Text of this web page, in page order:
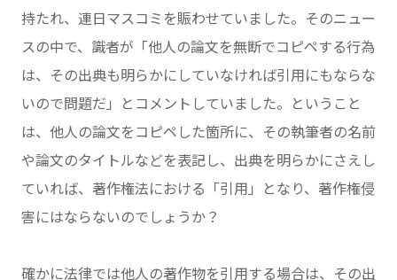
持たれ、連日マスコミを賑わせていました。そのニュー
スの中で、識者が「他人の論文を無断でコピペする行為
は、その出典も明らかにしていなければ引用にもならな
いので問題だ」とコメントしていました。ということ
は、他人の論文をコピペした箇所に、その執筆者の名前
や論文のタイトルなどを表記し、出典を明らかにさえし
ていれば、著作権法における「引用」となり、著作権侵
害にはならないのでしょうか？
確かに法律では他人の著作物を引用する場合は、その出